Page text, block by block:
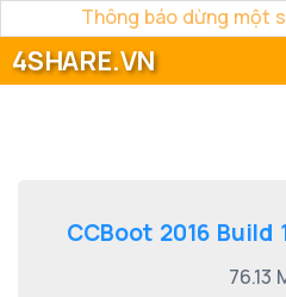
Thông báo dừng một
4SHARE.VN
CCBoot 2016
76.13